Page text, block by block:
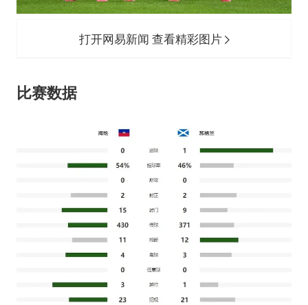
打开网易新闻 查看精彩图片
比赛数据